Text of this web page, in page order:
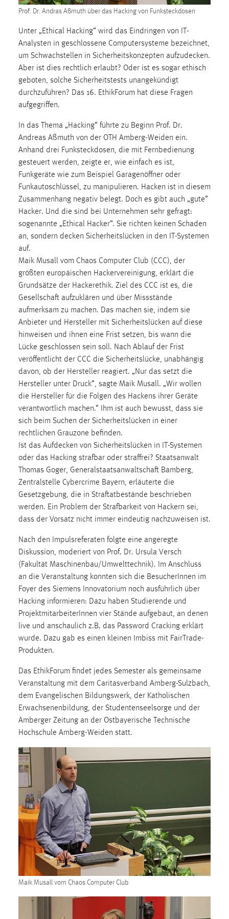
Prof. Dr. Andras Aßmuth über das Hacking von Funksteckdosen
Unter „Ethical Hacking“ wird das Eindringen von IT-
Analysten in geschlossene Computersysteme bezeichnet,
um Schwachstellen in Sicherheitskonzepten aufzudecken.
Aber ist dies rechtlich erlaubt? Oder ist es sogar ethisch
geboten, solche Sicherheitstests unangekündigt
durchzuführen? Das 16. EthikForum hat diese Fragen
aufgegriffen.
In das Thema „Hacking“ führte zu Beginn Prof. Dr.
Andreas Aßmuth von der OTH Amberg-Weiden ein.
Anhand drei Funksteckdosen, die mit Fernbedienung
gesteuert werden, zeigte er, wie einfach es ist,
Funkgeräte wie zum Beispiel Garagenöffner oder
Funkautoschlüssel, zu manipulieren. Hacken ist in diesem
Zusammenhang negativ belegt. Doch es gibt auch „gute“
Hacker. Und die sind bei Unternehmen sehr gefragt:
sogenannte „Ethical Hacker“. Sie richten keinen Schaden
an, sondern decken Sicherheitslücken in den IT-Systemen
auf.
Maik Musall vom Chaos Computer Club (CCC), der
größten europäischen Hackervereinigung, erklärt die
Grundsätze der Hackerethik. Ziel des CCC ist es, die
Gesellschaft aufzuklären und über Missstände
aufmerksam zu machen. Das machen sie, indem sie
Anbieter und Hersteller mit Sicherheitslücken auf diese
hinweisen und ihnen eine Frist setzen, bis wann die
Lücke geschlossen sein soll. Nach Ablauf der Frist
veröffentlicht der CCC die Sicherheitslücke, unabhängig
davon, ob der Hersteller reagiert. „Nur das setzt die
Hersteller unter Druck“, sagte Maik Musall. „Wir wollen
die Hersteller für die Folgen des Hackens ihrer Geräte
verantwortlich machen.“ Ihm ist auch bewusst, dass sie
sich beim Suchen der Sicherheitslücken in einer
rechtlichen Grauzone befinden.
Ist das Aufdecken von Sicherheitslücken in IT-Systemen
oder das Hacking strafbar oder straffrei? Staatsanwalt
Thomas Goger, Generalstaatsanwaltschaft Bamberg,
Zentralstelle Cybercrime Bayern, erläuterte die
Gesetzgebung, die in Straftatbestände beschrieben
werden. Ein Problem der Strafbarkeit von Hackern sei,
dass der Vorsatz nicht immer eindeutig nachzuweisen ist.
Nach den Impulsreferaten folgte eine angeregte
Diskussion, moderiert von Prof. Dr. Ursula Versch
(Fakultät Maschinenbau/Umwelttechnik). Im Anschluss
an die Veranstaltung konnten sich die BesucherInnen im
Foyer des Siemens Innovatorium noch ausführlich über
Hacking informieren: Dazu haben Studierende und
ProjektmitarbeiterInnen vier Stände aufgebaut, an denen
live und anschaulich z.B. das Password Cracking erklärt
wurde. Dazu gab es einen kleinen Imbiss mit FairTrade-
Produkten.
Das EthikForum findet jedes Semester als gemeinsame
Veranstaltung mit dem Caritasverband Amberg-Sulzbach,
dem Evangelischen Bildungswerk, der Katholischen
Erwachsenenbildung, der Studentenseelsorge und der
Amberger Zeitung an der Ostbayerische Technische
Hochschule Amberg-Weiden statt.
Maik Musall vom Chaos Computer Club
1 Jahr
Performance
Name:
staticfilecache
Zweck:
Für performante Seitenauslieferung wird in diesem Cookie
gespeichert, ob man eingeloggt ist.
Sprachpräferenz
Name:
site-language-preference
Zweck:
Das Cookie speichert die gewählte Sprache der Website.
Cookie Laufzeit:
30 Tage
Chat
Name:
MibewSessionID, MIBEW_UserID, mibew_locale, mibew-
chat-frame-style-5e9dbeb1811c0446
Zweck:
Wird benötigt um die Chatfunktion nutzen zu können.
Cookie Laufzeit:
5e9dbeb1811c0446 = Sitzungslaufzeit, mibew_locale = 3
Jahre, MIBEW_UserID = 1 Jahr
Login
Name:
fe_user, be_user, be_lastLoginProvider
Zweck:
Dieser Cookie ist notwendig um sich an der Website
einloggen zu können.
Cookie Laufzeit:
24 Stunden
STATISTIK
Statistik Cookies erfassen Informationen anonym.
Diese Informationen helfen uns zu verstehen, wie
unsere Besucher unsere Website nutzen.
Matomo
Name:
Zweck:
Zugriffsstatistik
Cookie Laufzeit:
Max. 13 Monate
MARKETING
Marketing Cookies werden von Drittanbietern
verwendet, um personalisierte Werbung anzuzeigen.
Sie tun dies, indem sie Besucher über Websites
hinweg verfolgen.
Google Ads
Name:
_gcl_au
Google Ireland Limited